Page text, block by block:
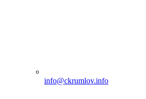
info@ckrumlov.info